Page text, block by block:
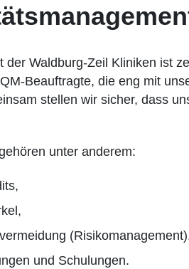
der Waldburg-Zeil Kliniken ist
Beauftragte, die eng mit
stellen wir sicher, dass
unter anderem:
und Schulungen.